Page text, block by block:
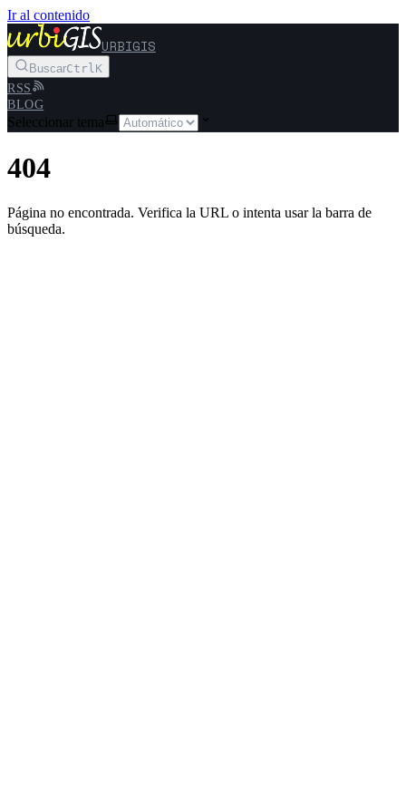
Ir al contenido
URBIGIS
BuscarCtrlK
RSS
BLOG
Seleccionar tema
404
Página no encontrada. Verifica la URL o intenta usar la barra de
búsqueda.